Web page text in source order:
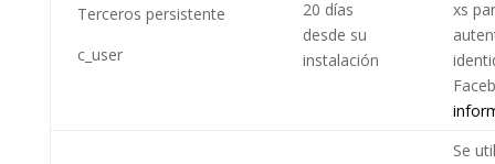
Terceros persistente
c_user
20 días
desde su
instalación
xs
Se